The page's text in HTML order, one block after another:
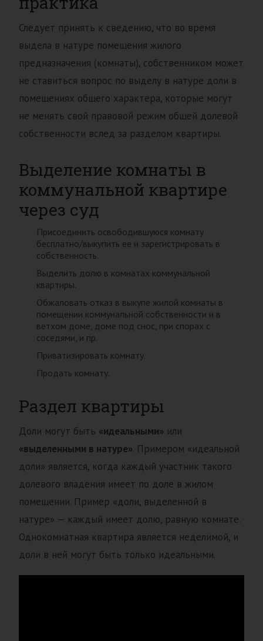
Следует принять к сведению, что во время
выдела в натуре помещения жилого
предназначения (комнаты), собственником может
не ставиться вопрос по выделу в натуре доли в
помещениях общего характера, которые могут
не менять свой правовой режим общей долевой
собственности вслед за разделом квартиры.
Выделение комнаты в
коммунальной квартире
через суд
Присоединить освободившуюся комнату
бесплатно/выкупить ее и зарегистрировать в
собственность.
Выделить долю в комнатах коммунальной
квартиры.
Обжаловать отказ в выкупе жилой комнаты в
помещении коммунальной собственности и в
ветхом доме, доме под снос, при спорах с
соседями, и пр.
Приватизировать комнату.
Продать комнату.
Раздел квартиры
Доли могут быть «идеальными» или
«выделенными в натуре». Примером «идеальной
доли» является, когда каждый участник такого
долевого владения имеет по доле в жилом
помещении. Пример «доли, выделенной в
натуре» — каждый имеет долю, равную комнате.
Однокомнатная квартира является неделимой, и
доли в ней могут быть только идеальными.